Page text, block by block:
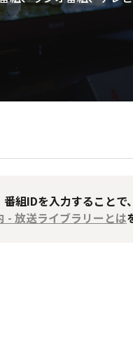
組IDを入力することで
- 放送ライブラリーとは